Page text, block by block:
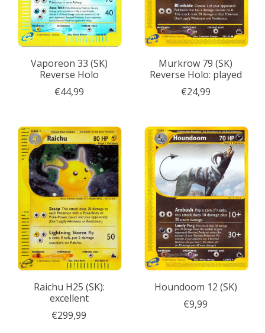
Vaporeon 33 (SK)
Reverse Holo
€44,99
Murkrow 79 (SK)
Reverse Holo: played
€24,99
Raichu H25 (SK):
excellent
€299,99
Houndoom 12 (SK)
€9,99